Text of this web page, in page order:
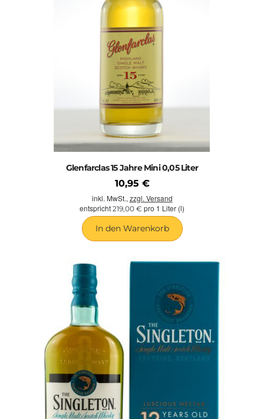
Glenfarclas 15 Jahre Mini 0,05 Liter
10,95 €
inkl. MwSt., zzgl. Versand
entspricht 219,00 € pro 1 Liter (l)
In den Warenkorb